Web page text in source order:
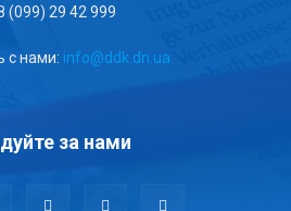
(099) 29 42 999
с нами: info@ddk.dn.ua
за нами